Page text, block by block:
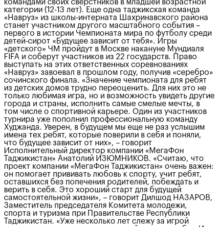
командами своих сверстников в младшей возрастной
категории (12-13 лет). Еще одна таджикская команда
«Навруз» из школы-интерната Шахринавского района
станет участником другого масштабного события –
первого в истории Чемпионата мира по футболу среди
детей-сирот «Будущее зависит от тебя». Игры
«детского» ЧМ пройдут в Москве накануне Мундиаля
FIFA и соберут участников из 22 государств. Право
выступать на этих ответственных соревнованиях
«Навруз» завоевал в прошлом году, получив «серебро»
сочинского финала. «Значение чемпионата для ребят
из детских домов трудно переоценить. Для них это не
только любимая игра, но и возможность увидеть другие
города и страны, исполнить самые смелые мечты, в
том числе о спортивной карьере. Один из участников
турнира уже пополнил профессиональную команду
Худжанда. Уверен, в будущем мы еще не раз услышим
имена тех ребят, которые поверили в себя и поняли,
что будущее зависит от них», – говорит
Исполнительный директор компании «МегаФон
Таджикистан» Анатолий ИЗЮМНИКОВ. «Считаю, что
проект компании «МегаФон Таджикистан» очень важен:
он помогает прививать любовь к спорту, учит ребят,
оставшихся без попечения родителей, побеждать и
верить в себя. Это хороший старт для будущей
самостоятельной жизни», – говорит Дилшод НАЗАРОВ,
Заместитель председателя Комитета молодежи,
спорта и туризма при Правительстве Республики
Таджикистан. «Уже несколько лет слежу за игрой